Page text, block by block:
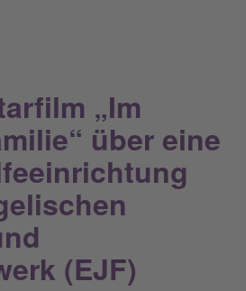
„Im
über eine
(EJF)